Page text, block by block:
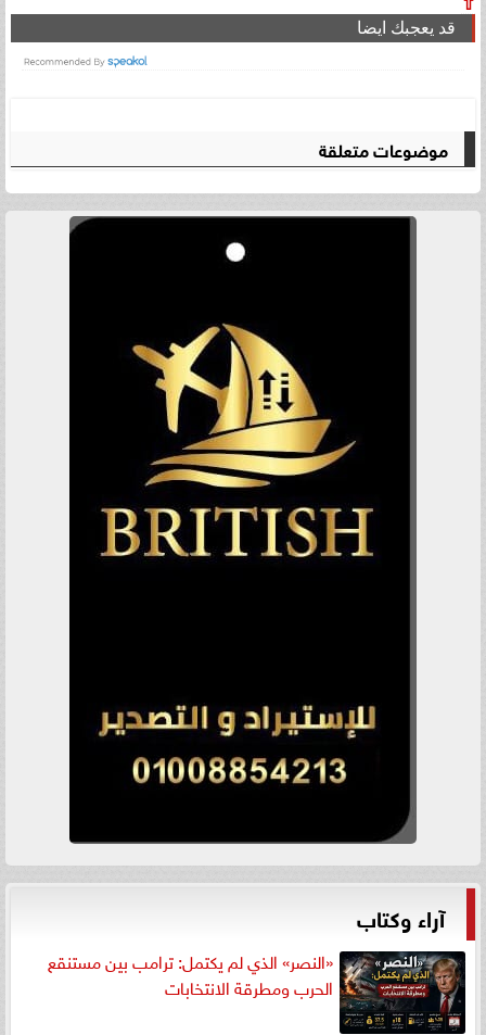
⇧
قد يعجبك ايضا
موضوعات متعلقة
آراء وكتاب
«النصر» الذي لم يكتمل: ترامب بين مستنقع
الحرب ومطرقة الانتخابات